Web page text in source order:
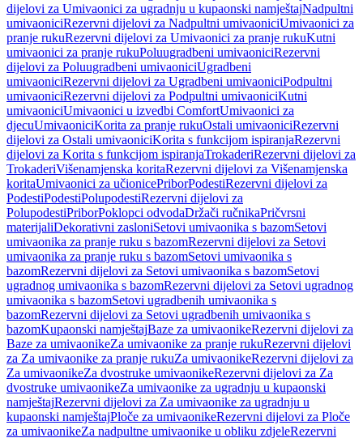
dijelovi za Umivaonici za ugradnju u kupaonski namještajNadpultni
umivaoniciRezervni dijelovi za Nadpultni umivaoniciUmivaonici za
pranje rukuRezervni dijelovi za Umivaonici za pranje rukuKutni
umivaonici za pranje rukuPoluugradbeni umivaoniciRezervni
dijelovi za Poluugradbeni umivaoniciUgradbeni
umivaoniciRezervni dijelovi za Ugradbeni umivaoniciPodpultni
umivaoniciRezervni dijelovi za Podpultni umivaoniciKutni
umivaoniciUmivaonici u izvedbi ComfortUmivaonici za
djecuUmivaoniciKorita za pranje rukuOstali umivaoniciRezervni
dijelovi za Ostali umivaoniciKorita s funkcijom ispiranjaRezervni
dijelovi za Korita s funkcijom ispiranjaTrokaderiRezervni dijelovi za
TrokaderiVišenamjenska koritaRezervni dijelovi za Višenamjenska
koritaUmivaonici za učionicePriborPodestiRezervni dijelovi za
PodestiPodestiPolupodestiRezervni dijelovi za
PolupodestiPriborPoklopci odvodaDržači ručnikaPričvrsni
materijaliDekorativni zasloniSetovi umivaonika s bazomSetovi
umivaonika za pranje ruku s bazomRezervni dijelovi za Setovi
umivaonika za pranje ruku s bazomSetovi umivaonika s
bazomRezervni dijelovi za Setovi umivaonika s bazomSetovi
ugradnog umivaonika s bazomRezervni dijelovi za Setovi ugradnog
umivaonika s bazomSetovi ugradbenih umivaonika s
bazomRezervni dijelovi za Setovi ugradbenih umivaonika s
bazomKupaonski namještajBaze za umivaonikeRezervni dijelovi za
Baze za umivaonikeZa umivaonike za pranje rukuRezervni dijelovi
za Za umivaonike za pranje rukuZa umivaonikeRezervni dijelovi za
Za umivaonikeZa dvostruke umivaonikeRezervni dijelovi za Za
dvostruke umivaonikeZa umivaonike za ugradnju u kupaonski
namještajRezervni dijelovi za Za umivaonike za ugradnju u
kupaonski namještajPloče za umivaonikeRezervni dijelovi za Ploče
za umivaonikeZa nadpultne umivaonike u obliku zdjeleRezervni